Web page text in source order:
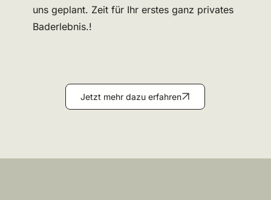
uns geplant. Zeit für Ihr erstes ganz privates
Baderlebnis.!
Jetzt mehr dazu erfahren